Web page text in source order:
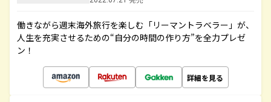
働きながら週末海外旅行を楽しむ「リーマントラベラー」が、
人生を充実させるための“自分の時間の作り方”を全力プレゼ
ン！
詳細を見る